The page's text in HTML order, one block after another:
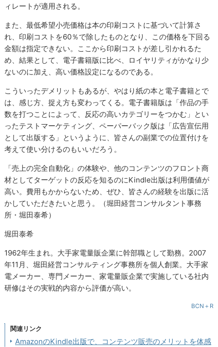
ィレートが適用される。
また、最低希望小売価格は本の印刷コストに基づいて計算さ
れ、印刷コストを60％で除したものとなり、この価格を下回る
金額は指定できない。ここから印刷コストが差し引かれるた
め、結果として、電子書籍版に比べ、ロイヤリティがかなり少
ないのに加え、高い価格設定になるのである。
こういったデメリットもあるが、やはり紙の本と電子書籍とで
は、感じ方、捉え方も変わってくる。電子書籍版は「作品の手
数を打つことによって、反応の高いカテゴリーをつかむ」とい
ったテストマーケティング、ペーパーバック版は「広告宣伝用
として出版する」というように、皆さんの副業での位置付けを
考えて使い分けるのもいいだろう。
「売上の完全自動化」の体験や、他のコンテンツのフロント商
材としてターゲットの反応を知るのにKindle出版は利用価値が
高い。費用もかからないため、ぜひ、皆さんの経験を出版に活
かしていただきたいと思う。（堀田経営コンサルタント事務
所・堀田泰希）
堀田泰希
1962年生まれ。大手家電量販企業に幹部職として勤務。2007
年11月、堀田経営コンサルティング事務所を個人創業。大手家
電メーカー、専門メーカー、家電量販企業で実施している社内
研修はその実戦的内容から評価が高い。
BCN＋R
関連リンク
AmazonのKindle出版で、コンテンツ販売のメリットを体感